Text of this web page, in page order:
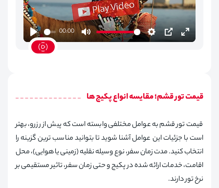
Play
00:00
Mute Settings
PIP Enter
قیمت تور قشم؛ مقایسه انواع پکیج‌ ها
قیمت تور قشم به عوامل مختلفی وابسته است که پیش از رزرو، بهتر
است با جزئیات این عوامل آشنا شوید تا بتوانید مناسب‌ ترین گزینه را
انتخاب کنید. مدت زمان سفر، نوع وسیله‌ نقلیه (زمینی یا هوایی)، محل
اقامت، خدمات ارائه‌ شده در پکیج و حتی زمان سفر، تاثیر مستقیمی بر
نرخ تور دارند.